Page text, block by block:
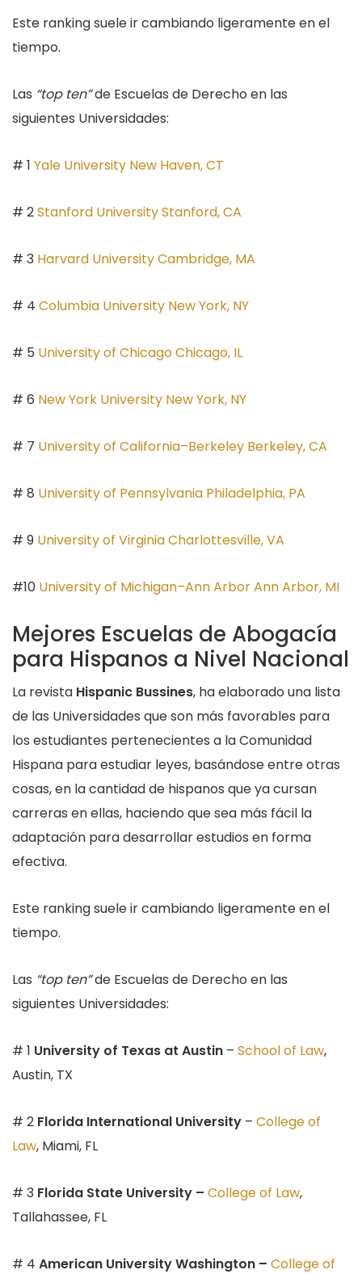
Este ranking suele ir cambiando ligeramente en el
tiempo.
Las “top ten”de Escuelas de Derecho en las
siguientes Universidades:
# 1 Yale University New Haven, CT
# 2Stanford University Stanford, CA
# 3 Harvard University Cambridge, MA
# 4 Columbia University New York, NY
# 5 University of Chicago Chicago, IL
# 6 New York University New York, NY
# 7 University of California–Berkeley Berkeley, CA
# 8 University of Pennsylvania Philadelphia, PA
# 9 University of Virginia Charlottesville, VA
#10 University of Michigan–Ann Arbor Ann Arbor, MI
Mejores Escuelas de Abogacía
para Hispanos a Nivel Nacional
La revista Hispanic Bussines, ha elaborado una lista
de las Universidades que son más favorables para
los estudiantes pertenecientes a la Comunidad
Hispana para estudiar leyes, basándose entre otras
cosas, en la cantidad de hispanos que ya cursan
carreras en ellas, haciendo que sea más fácil la
adaptación para desarrollar estudios en forma
efectiva.
Este ranking suele ir cambiando ligeramente en el
tiempo.
Las “top ten”de Escuelas de Derecho en las
siguientes Universidades:
# 1 University of Texas at Austin – School of Law,
Austin, TX
# 2 Florida International University – College of
Law, Miami, FL
# 3 Florida State University – College of Law,
Tallahassee, FL
# 4 American University Washington – College of